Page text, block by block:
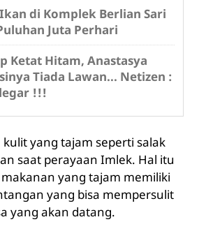
di Komplek Berlian Sari
Juta Perhari
Ketat Hitam, Anastasya
Tiada Lawan... Netizen :
!!!
yang tajam seperti salak
saat perayaan Imlek. Hal itu
yang tajam memiliki
yang bisa mempersulit
yang akan datang.